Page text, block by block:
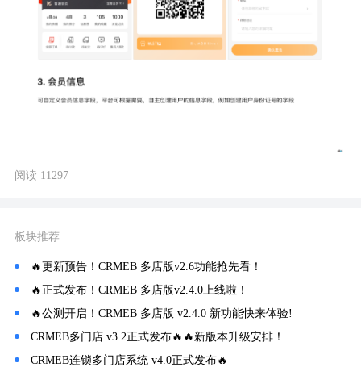
阅读 11297
板块推荐
🔥更新预告！CRMEB 多店版v2.6功能抢先看！
🔥正式发布！CRMEB 多店版v2.4.0上线啦！
🔥公测开启！CRMEB 多店版 v2.4.0 新功能快来体验!
CRMEB多门店 v3.2正式发布🔥🔥新版本升级安排！
CRMEB连锁多门店系统 v4.0正式发布🔥